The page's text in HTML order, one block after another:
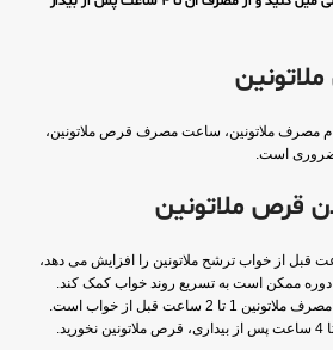
مصرف ملاتونین، ساعت مصرف قرص ملاتونین،
قرص ملاتونین
قبل از خواب ترشح ملاتونین را افزایش می دهد،
دوره ممکن است به تسریع روند خواب کمک کند.
پس میتوان گفت، بهترین زمان مصرف ملاتونین 1 تا 2 ساعت قبل از خواب است.